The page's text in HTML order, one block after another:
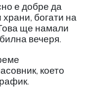
е добре да
богати на
ще намали
вечеря.
което